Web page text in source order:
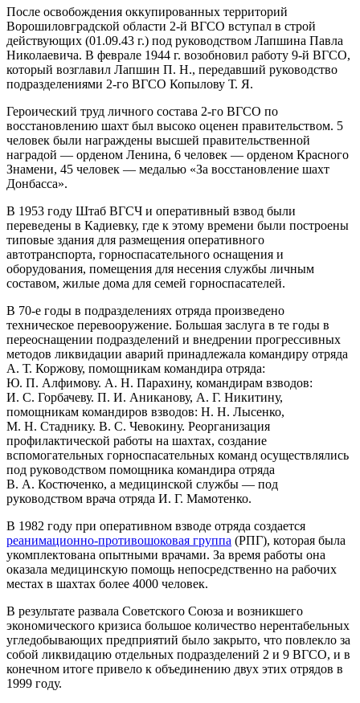
После освобождения оккупированных территорий
Ворошиловградской области 2-й ВГСО вступал в строй
действующих (01.09.43 г.) под руководством Лапшина Павла
Николаевича. В феврале 1944 г. возобновил работу 9-й ВГСО,
который возглавил Лапшин П. Н., передавший руководство
подразделениями 2-го ВГСО Копылову Т. Я.
Героический труд личного состава 2-го ВГСО по
восстановлению шахт был высоко оценен правительством. 5
человек были награждены высшей правительственной
наградой — орденом Ленина, 6 человек — орденом Красного
Знамени, 45 человек — медалью «За восстановление шахт
Донбасса».
В 1953 году Штаб ВГСЧ и оперативный взвод были
переведены в Кадиевку, где к этому времени были построены
типовые здания для размещения оперативного
автотранспорта, горноспасательного оснащения и
оборудования, помещения для несения службы личным
составом, жилые дома для семей горноспасателей.
В 70-е годы в подразделениях отряда произведено
техническое перевооружение. Большая заслуга в те годы в
переоснащении подразделений и внедрении прогрессивных
методов ликвидации аварий принадлежала командиру отряда
А. Т. Коржову, помощникам командира отряда:
Ю. П. Алфимову. А. Н. Парахину, командирам взводов:
И. С. Горбачеву. П. И. Аниканову, А. Г. Никитину,
помощникам командиров взводов: Н. Н. Лысенко,
М. Н. Стаднику. В. С. Чевокину. Реорганизация
профилактической работы на шахтах, создание
вспомогательных горноспасательных команд осуществлялись
под руководством помощника командира отряда
В. А. Костюченко, а медицинской службы — под
руководством врача отряда И. Г. Мамотенко.
В 1982 году при оперативном взводе отряда создается
реанимационно-противошоковая группа (РПГ), которая была
укомплектована опытными врачами. За время работы она
оказала медицинскую помощь непосредственно на рабочих
местах в шахтах более 4000 человек.
В результате развала Советского Союза и возникшего
экономического кризиса большое количество нерентабельных
угледобывающих предприятий было закрыто, что повлекло за
собой ликвидацию отдельных подразделений 2 и 9 ВГСО, и в
конечном итоге привело к объединению двух этих отрядов в
1999 году.